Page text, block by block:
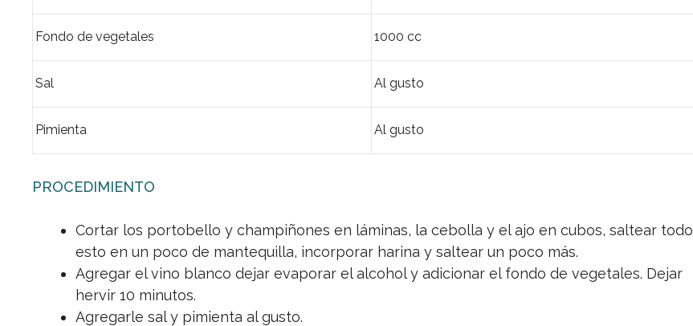
Fondo de vegetales 1000 cc
Sal Al gusto
Pimienta Al gusto
PROCEDIMIENTO
Cortar los portobello y champiñones en láminas, la cebolla y el ajo en cubos, saltear todo
esto en un poco de mantequilla, incorporar harina y saltear un poco más.
Agregar el vino blanco dejar evaporar el alcohol y adicionar el fondo de vegetales. Dejar
hervir 10 minutos.
Agregarle sal y pimienta al gusto.